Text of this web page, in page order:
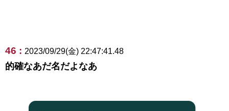
46 : 2023/09/29(金) 22:47:41.48
的確なあだ名だよなあ